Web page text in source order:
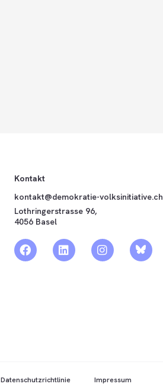
Kontakt
kontakt@demokratie-volksinitiative.ch
Lothringerstrasse 96,
4056 Basel
Datenschutzrichtlinie Impressum